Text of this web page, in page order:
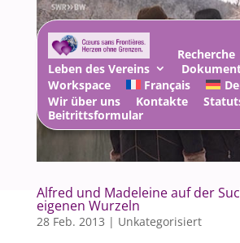
Recherche
Leben des Vereins
Workspace
Français
Wir über uns
Kontakte
Beitrittsformular
Alfred und Madeleine auf der
eigenen Wurzeln
28 Feb. 2013 | Unkategorisiert